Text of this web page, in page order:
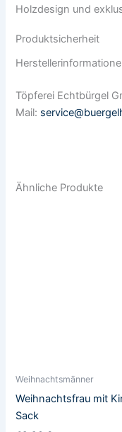
Holzdesign und
Produktsicherheit
Töpferei Echtbürgel
Mail:
Ähnliche Produkte
Weihnachtsmänner
Weihnachtsfrau mit
Sack